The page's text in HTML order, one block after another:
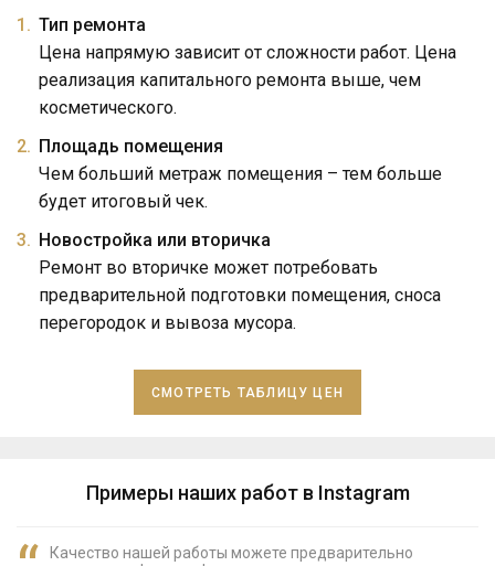
Тип ремонта
Цена напрямую зависит от сложности работ. Цена
реализация капитального ремонта выше, чем
косметического.
Площадь помещения
Чем больший метраж помещения – тем больше
будет итоговый чек.
Новостройка или вторичка
Ремонт во вторичке может потребовать
предварительной подготовки помещения, сноса
перегородок и вывоза мусора.
СМОТРЕТЬ ТАБЛИЦУ ЦЕН
Примеры наших работ в Instagram
Качество нашей работы можете предварительно